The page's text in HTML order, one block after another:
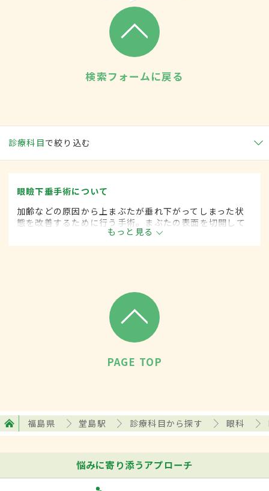
検索フォームに戻る
診療科目で絞り込む
眼瞼下垂手術について
加齢などの原因から上まぶたが垂れ下がってしまった状
態を改善するために行う手術。まぶたの表面を切開して
弛んでいる挙筋腱膜を縫い縮める方法がよく知られてい
るが、施設によって手術法は違う。
もっと見る
PAGE TOP
福島県 堂島駅 診療科目から探す 眼科
悩みに寄り添うアプローチ